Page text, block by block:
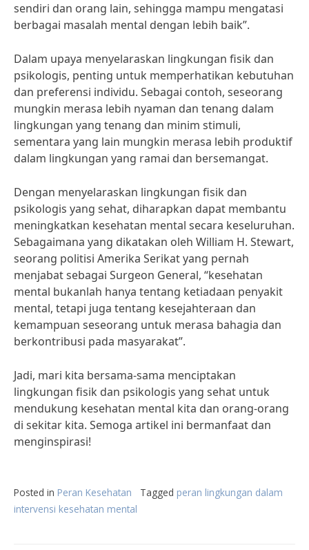
sendiri dan orang lain, sehingga mampu mengatasi
berbagai masalah mental dengan lebih baik”.
Dalam upaya menyelaraskan lingkungan fisik dan
psikologis, penting untuk memperhatikan kebutuhan
dan preferensi individu. Sebagai contoh, seseorang
mungkin merasa lebih nyaman dan tenang dalam
lingkungan yang tenang dan minim stimuli,
sementara yang lain mungkin merasa lebih produktif
dalam lingkungan yang ramai dan bersemangat.
Dengan menyelaraskan lingkungan fisik dan
psikologis yang sehat, diharapkan dapat membantu
meningkatkan kesehatan mental secara keseluruhan.
Sebagaimana yang dikatakan oleh William H. Stewart,
seorang politisi Amerika Serikat yang pernah
menjabat sebagai Surgeon General, “kesehatan
mental bukanlah hanya tentang ketiadaan penyakit
mental, tetapi juga tentang kesejahteraan dan
kemampuan seseorang untuk merasa bahagia dan
berkontribusi pada masyarakat”.
Jadi, mari kita bersama-sama menciptakan
lingkungan fisik dan psikologis yang sehat untuk
mendukung kesehatan mental kita dan orang-orang
di sekitar kita. Semoga artikel ini bermanfaat dan
menginspirasi!
Posted in Peran Kesehatan Tagged peran lingkungan dalam
intervensi kesehatan mental